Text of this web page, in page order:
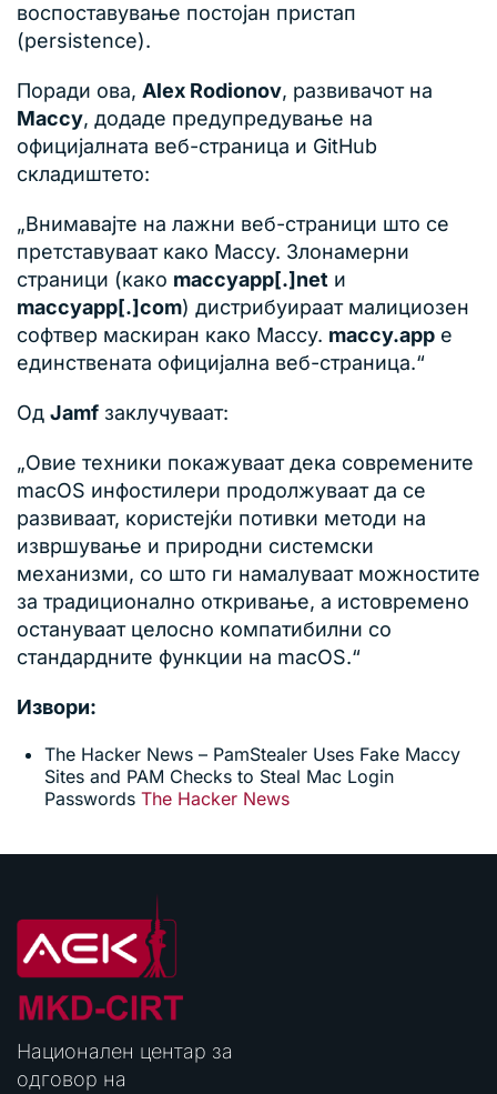
воспоставување постојан пристап
(persistence).
Поради ова, Alex Rodionov, развивачот на
Maccy, додаде предупредување на
официјалната веб-страница и GitHub
складиштето:
„Внимавајте на лажни веб-страници што се
претставуваат како Maccy. Злонамерни
страници (како maccyapp[.]net и
maccyapp[.]com) дистрибуираат малициозен
софтвер маскиран како Maccy. maccy.app е
единствената официјална веб-страница.“
Од Jamf заклучуваат:
„Овие техники покажуваат дека современите
macOS инфостилери продолжуваат да се
развиваат, користејќи потивки методи на
извршување и природни системски
механизми, со што ги намалуваат можностите
за традиционално откривање, а истовремено
остануваат целосно компатибилни со
стандардните функции на macOS.“
Извори:
The Hacker News – PamStealer Uses Fake Maccy
Sites and PAM Checks to Steal Mac Login
Passwords The Hacker News
Национален центар за
одговор на